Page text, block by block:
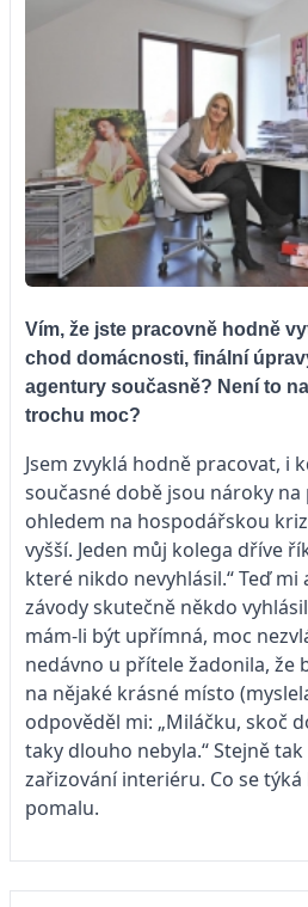
Vím, že jste pracovně hodně
chod domácnosti, finální
agentury současně? Není to
trochu moc?
Jsem zvyklá hodně pracovat, i
současné době jsou nároky na
ohledem na hospodářskou
vyšší. Jeden můj kolega dříve
které nikdo nevyhlásil.“ Teď mi
závody skutečně někdo
mám-li být upřímná, moc
nedávno u přítele žadonila, že
na nějaké krásné místo
odpověděl mi: „Miláčku, skoč
taky dlouho nebyla.“ Stejně
zařizování interiéru. Co se
pomalu.